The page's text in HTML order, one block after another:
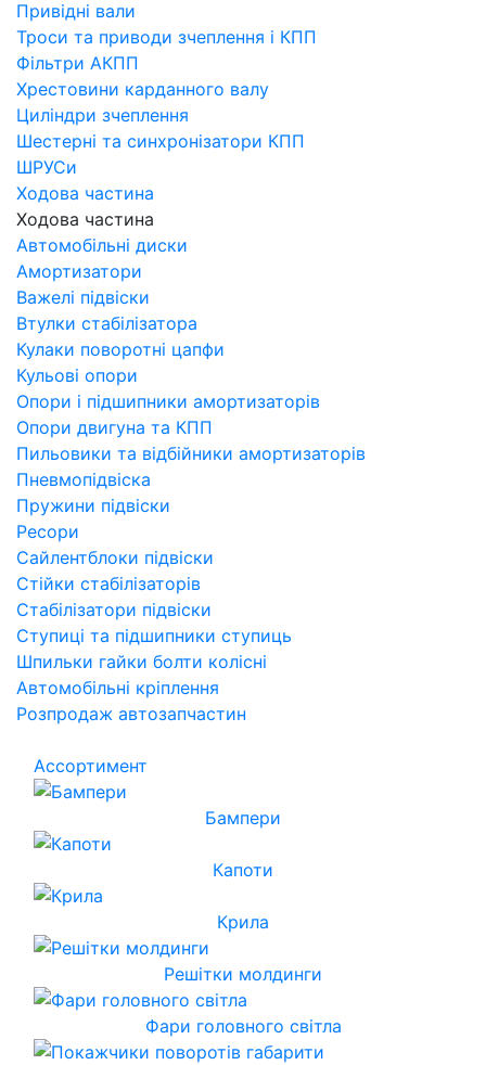
Привідні вали
Троси та приводи зчеплення і КПП
Фільтри АКПП
Хрестовини карданного валу
Циліндри зчеплення
Шестерні та синхронізатори КПП
ШРУСи
Ходова частина
Ходова частина
Автомобільні диски
Амортизатори
Важелі підвіски
Втулки стабілізатора
Кулаки поворотні цапфи
Кульові опори
Опори і підшипники амортизаторів
Опори двигуна та КПП
Пильовики та відбійники амортизаторів
Пневмопідвіска
Пружини підвіски
Ресори
Сайлентблоки підвіски
Стійки стабілізаторів
Стабілізатори підвіски
Ступиці та підшипники ступиць
Шпильки гайки болти колісні
Автомобільні кріплення
Розпродаж автозапчастин
Ассортимент
Бампери
Капоти
Крила
Решітки молдинги
Фари головного світла